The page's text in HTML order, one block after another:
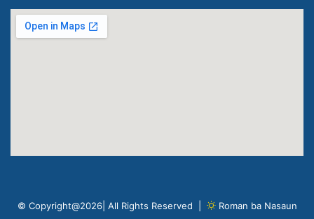
© Copyright@2026| All Rights Reserved | Roman ba Nasaun